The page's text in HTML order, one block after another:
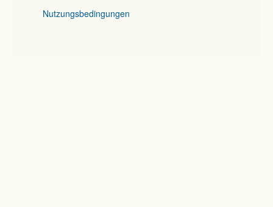
Nutzungsbedingungen